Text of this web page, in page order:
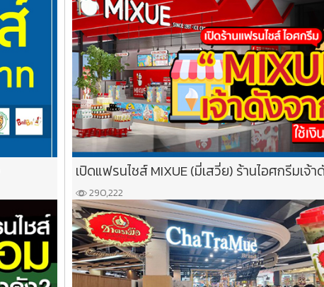
เปิดแฟรนไชส์ MIXUE (มี่เสวี่ย) ร้านไอศกรีมเจ้า
290,222